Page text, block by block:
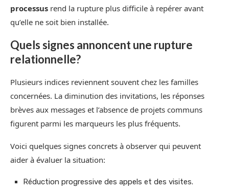
processus rend la rupture plus difficile à repérer avant
qu’elle ne soit bien installée.
Quels signes annoncent une rupture
relationnelle?
Plusieurs indices reviennent souvent chez les familles
concernées. La diminution des invitations, les réponses
brèves aux messages et l’absence de projets communs
figurent parmi les marqueurs les plus fréquents.
Voici quelques signes concrets à observer qui peuvent
aider à évaluer la situation:
Réduction progressive des appels et des visites.